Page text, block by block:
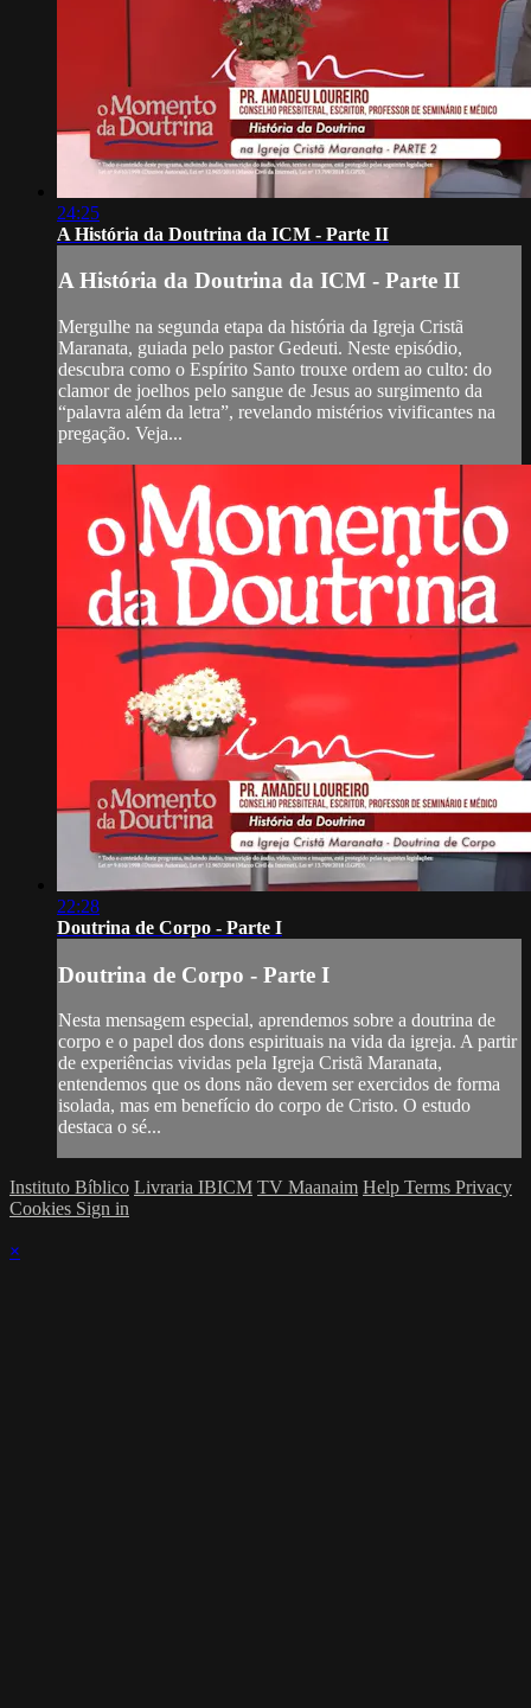
24:25
A História da Doutrina da ICM - Parte II
A História da Doutrina da ICM - Parte II
Mergulhe na segunda etapa da história da Igreja Cristã
Maranata, guiada pelo pastor Gedeuti. Neste episódio,
descubra como o Espírito Santo trouxe ordem ao culto: do
clamor de joelhos pelo sangue de Jesus ao surgimento da
“palavra além da letra”, revelando mistérios vivificantes na
pregação. Veja...
22:28
Doutrina de Corpo - Parte I
Doutrina de Corpo - Parte I
Nesta mensagem especial, aprendemos sobre a doutrina de
corpo e o papel dos dons espirituais na vida da igreja. A partir
de experiências vividas pela Igreja Cristã Maranata,
entendemos que os dons não devem ser exercidos de forma
isolada, mas em benefício do corpo de Cristo. O estudo
destaca o sé...
Instituto Bíblico Livraria IBICM TV Maanaim Help Terms Privacy
Cookies Sign in
×